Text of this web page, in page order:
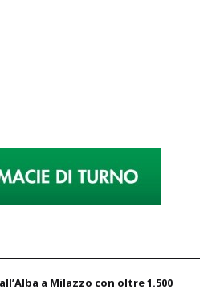
a Milazzo con oltre 1.500